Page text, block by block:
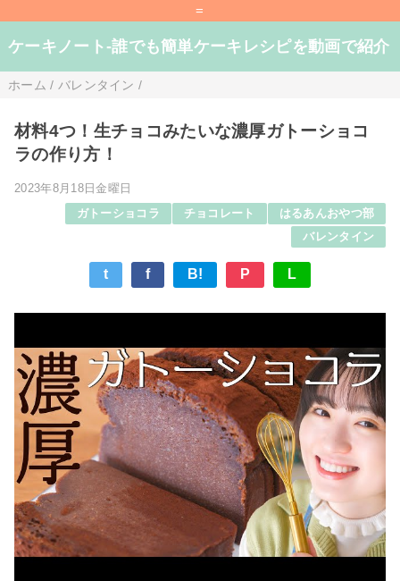
=
ケーキノート-誰でも簡単ケーキレシピを動画で紹介
ホーム / バレンタイン /
材料4つ！生チョコみたいな濃厚ガトーショコ
ラの作り方！
2023年8月18日金曜日
ガトーショコラ
チョコレート
はるあんおやつ部
バレンタイン
t f B! P L